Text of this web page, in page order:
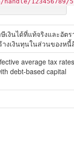
เงินได้ที่แท้จริงและอัต
างเงินทุนในส่วนของห
average tax
debt-based capital